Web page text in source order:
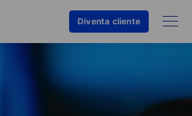
Diventa cliente